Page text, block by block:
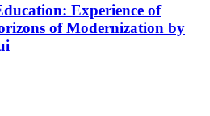
Experience of
of Modernization by